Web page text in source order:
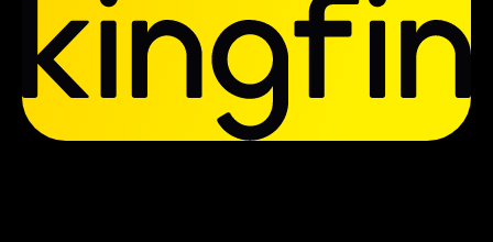
"Perdía USD 100 y sentía que tenía que
recuperarlos de inmediato", explica
Desai. "Pero ese tipo de pensamiento